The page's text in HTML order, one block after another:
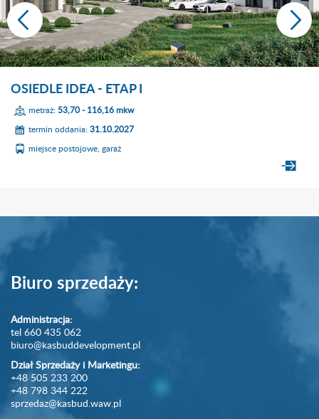
OSIEDLE IDEA - ETAP I
metraż:53,70 - 116,16 mkw
termin oddania:31.10.2027
miejsce postojowe, garaż
Biuro sprzedaży:
Administracja:
tel 660 435 062
biuro@kasbuddevelopment.pl
Dział Sprzedaży i Marketingu:
+48 505 233 200
+48 798 344 222
sprzedaz@kasbud.waw.pl